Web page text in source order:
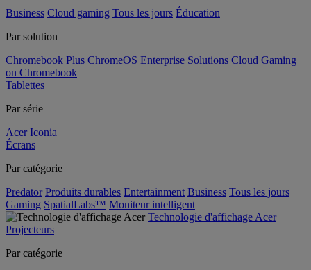
Business Cloud gaming Tous les jours Éducation
Par solution
Chromebook Plus ChromeOS Enterprise Solutions Cloud Gaming
on Chromebook
Tablettes
Par série
Acer Iconia
Écrans
Par catégorie
Predator Produits durables Entertainment Business Tous les jours
Gaming SpatialLabs™ Moniteur intelligent
Technologie d'affichage Acer
Projecteurs
Par catégorie